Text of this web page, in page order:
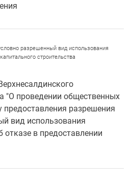
разрешенный вид использования
строительства
"О проведении общественных
предоставления разрешения
вид использования
отказе в предоставлении